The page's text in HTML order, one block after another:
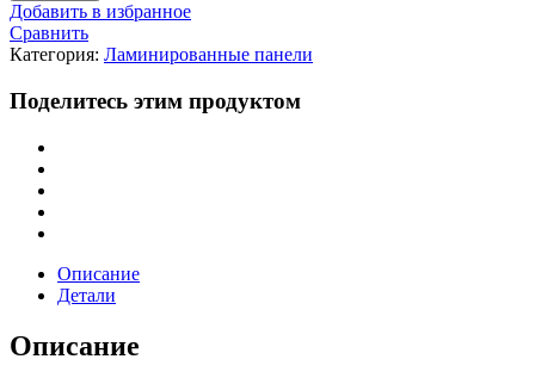
Добавить в избранное
Сравнить
Категория: Ламинированные панели
Поделитесь этим продуктом
Описание
Детали
Описание